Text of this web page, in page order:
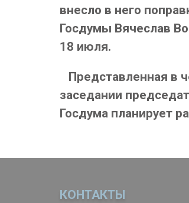
внесло в него
Госдумы Вячеслав
18 июля.
Представленная в
заседании
Госдума планирует
КОНТАКТЫ